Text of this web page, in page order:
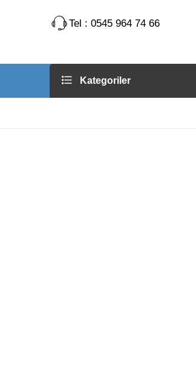
Tel : 0545 964 74 66
Kategoriler